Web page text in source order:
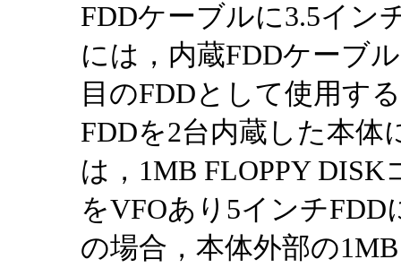
FDDケーブルに3.5イン
には，内蔵FDDケーブ
目のFDDとして使用す
FDDを2台内蔵した本体
は，1MB FLOPPY
をVFOあり5インチ
の場合，本体外部の